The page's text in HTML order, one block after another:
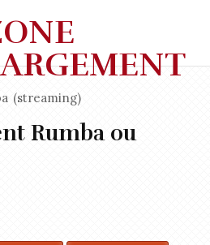
(streaming)
Rumba ou